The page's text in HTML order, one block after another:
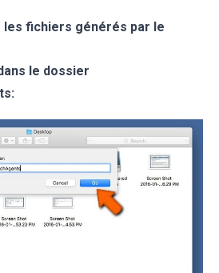
les fichiers générés par le
le dossier